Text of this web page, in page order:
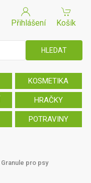
Přihlášení Košík
KOSMETIKA
HRAČKY
POTRAVINY
Granule pro psy